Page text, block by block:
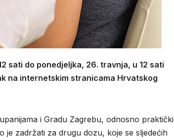
sati do ponedjeljka, 26. travnja, u 12 sati
na internetskim stranicama Hrvatskog
i Gradu Zagrebu, odnosno praktički
je zadržati za drugu dozu, koje se sljedećih